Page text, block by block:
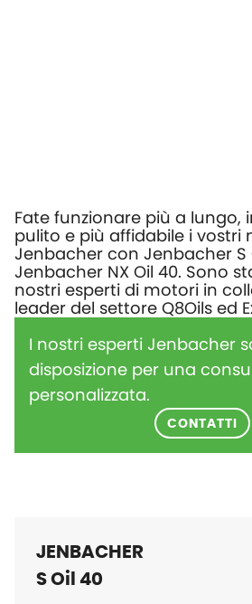
Fate funzionare più a lungo,
pulito e più affidabile i vostri
Jenbacher con Jenbacher S
Jenbacher NX Oil 40. Sono
nostri esperti di motori in
leader del settore Q8Oils ed
I nostri esperti Jenbacher
disposizione per una
personalizzata.
CONTATTI
JENBACHER
S Oil 40